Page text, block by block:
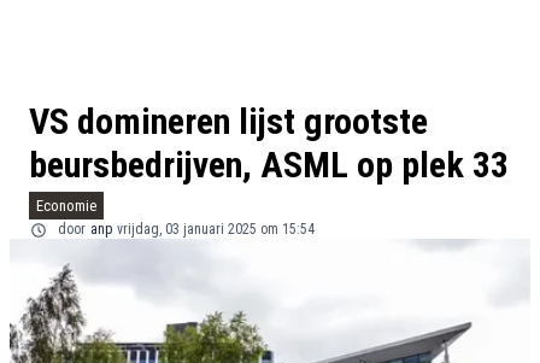
VS domineren lijst grootste
beursbedrijven, ASML op plek 33
Economie
door anp vrijdag, 03 januari 2025 om 15:54